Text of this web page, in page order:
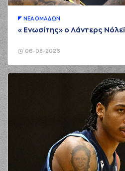
06-08-2026
ΝΕA ΟΜAΔΩΝ
«Ενωσίτης» ο Λάντερς Νόλεϊ